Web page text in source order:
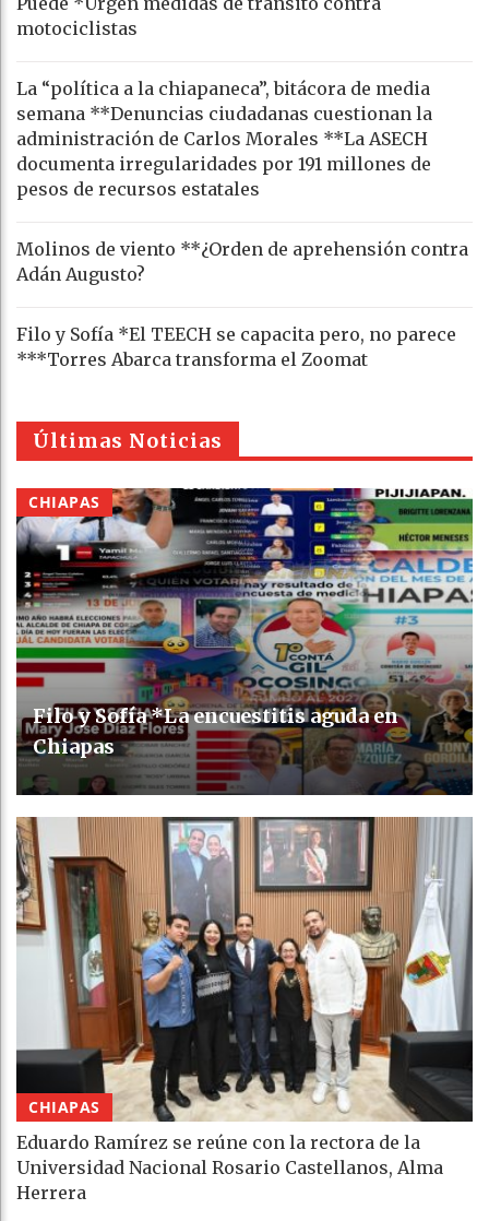
motociclistas
La “política a la chiapaneca”, bitácora de media
semana **Denuncias ciudadanas cuestionan la
administración de Carlos Morales **La ASECH
documenta irregularidades por 191 millones de
pesos de recursos estatales
Molinos de viento **¿Orden de aprehensión contra
Adán Augusto?
Filo y Sofía *El TEECH se capacita pero, no parece
***Torres Abarca transforma el Zoomat
Últimas Noticias
CHIAPAS
Filo y Sofía *La encuestitis aguda en
Chiapas
CHIAPAS
Eduardo Ramírez se reúne con la rectora de la
Universidad Nacional Rosario Castellanos, Alma
Herrera